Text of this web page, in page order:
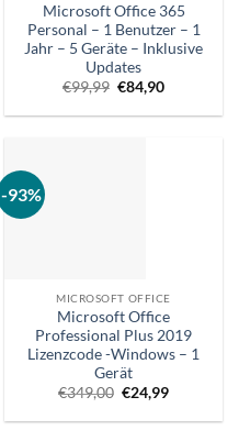
Microsoft Office 365
Personal – 1 Benutzer – 1
Jahr – 5 Geräte – Inklusive
Updates
€99,99 Ursprünglicher
Preis
war:
€84,90Aktueller
ist:
-93%
MICROSOFT OFFICE
Microsoft Office
Professional Plus 2019
Lizenzcode -Windows – 1
Gerät
€349,00 Ursprünglicher
Preis
war:
€24,99Aktueller
ist: